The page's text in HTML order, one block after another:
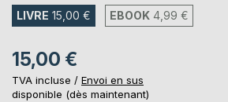
LIVRE 15,00 € EBOOK 4,99 €
15,00 €
TVA incluse / Envoi en sus
disponible (dès maintenant)